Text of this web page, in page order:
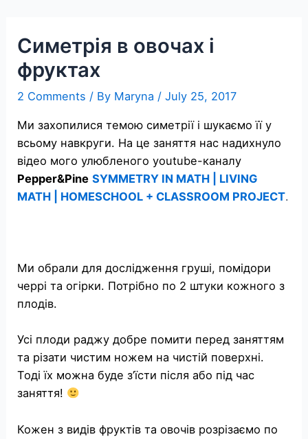
content
Симетрія в овочах і
фруктах
2 Comments / By Maryna /July 25, 2017
Ми захопилися темою симетрії і шукаємо її у
всьому навкруги. На це заняття нас надихнуло
відео мого улюбленого youtube-каналу
Pepper&Pine SYMMETRY IN MATH | LIVING
MATH | HOMESCHOOL + CLASSROOM PROJECT.
Ми обрали для дослідження груші, помідори
черрі та огірки. Потрібно по 2 штуки кожного з
плодів.
Усі плоди раджу добре помити перед заняттям
та різати чистим ножем на чистій поверхні.
Тоді їх можна буде з’їсти після або під час
заняття!
Кожен з видів фруктів та овочів розрізаємо по